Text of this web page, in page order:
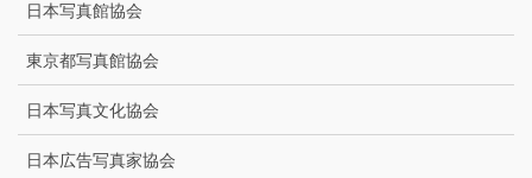
日本写真館協会
東京都写真館協会
日本写真文化協会
日本広告写真家協会